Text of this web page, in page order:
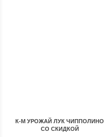
К-М УРОЖАЙ ЛУК ЧИППОЛИНО
СО СКИДКОЙ